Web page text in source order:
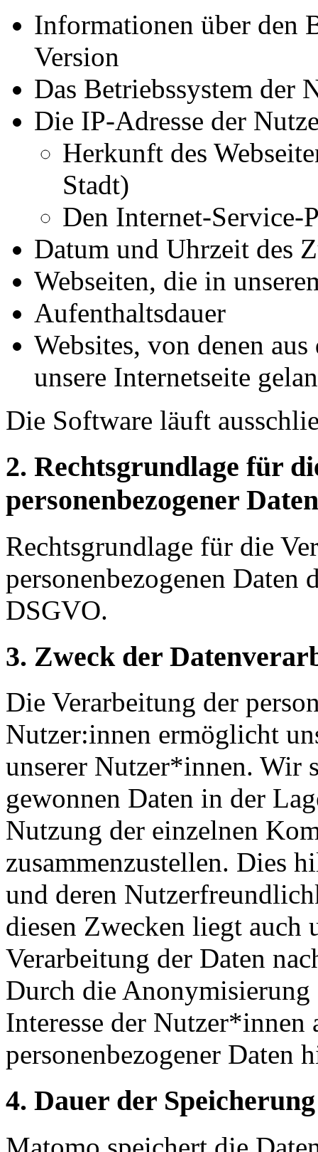
Informationen über den
Version
Das Betriebssystem der
Die IP-Adresse der
Herkunft des
Stadt)
Den Internet-Service-
Datum und Uhrzeit des
Webseiten, die in
Aufenthaltsdauer
Websites, von denen
unsere Internetseite
Die Software läuft
2. Rechtsgrundlage für
personenbezogener Daten
Rechtsgrundlage für die
personenbezogenen
DSGVO.
3. Zweck der
Die Verarbeitung der
Nutzer:innen ermöglicht
unserer Nutzer*innen. Wir
gewonnen Daten in der
Nutzung der einzelnen
zusammenzustellen. Dies
und deren
diesen Zwecken liegt auch
Verarbeitung der Daten
Durch die
Interesse der Nutzer*innen
personenbezogener Daten
4. Dauer der Speicherung